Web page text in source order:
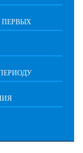
ПЕРВЫХ